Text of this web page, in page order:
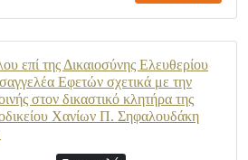
επί της Δικαιοσύνης Ελευθερίου
Εφετών σχετικά με την
στον δικαστικό κλητήρα της
Χανίων Π. Σηφαλουδάκη